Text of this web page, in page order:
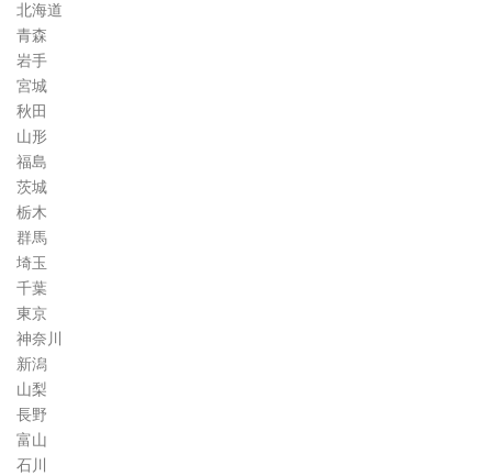
コ
ラ
ム
北海道
青森
岩手
宮城
秋田
山形
福島
茨城
栃木
群馬
埼玉
千葉
東京
神奈川
新潟
山梨
長野
富山
石川